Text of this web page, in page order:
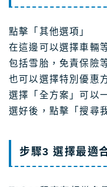
點擊「其他選項」
在這邊可以選擇車輛
包括雪胎，免責保險
也可以選擇特別優惠
選擇「全方案」可以
選好後，點擊「搜尋
步驟3 選擇最適